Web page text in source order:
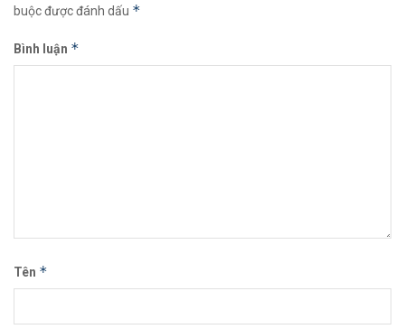
buộc được đánh dấu *
Bình luận *
Tên *